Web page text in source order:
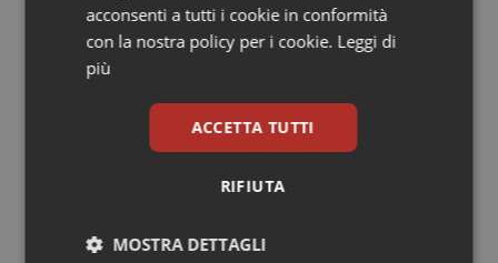
Tumori gastrointestinali
Ulcera & Reflusso
Potrebbe interessarti in
Lavoro e Professioni
Decreto PA. Aiop e Aris:
acconsenti a tutti i cookie in conformità
con la nostra policy per i cookie. Leggi di
più
ACCETTA TUTTI
RIFIUTA
MOSTRA DETTAGLI